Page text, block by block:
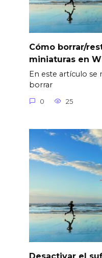
Cómo borrar/
miniaturas en
En este artículo se
borrar
0 25